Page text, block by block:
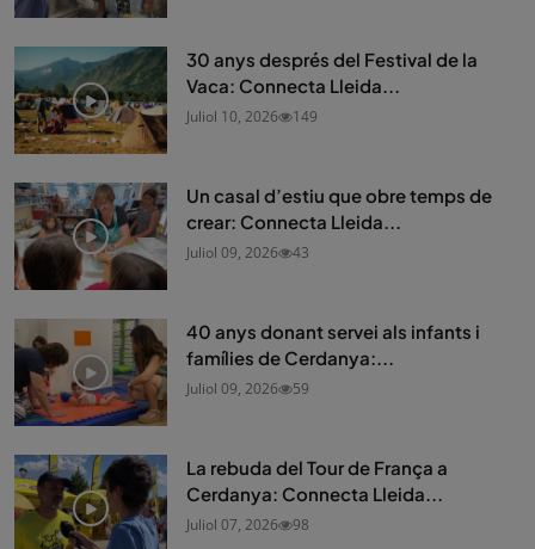
30 anys després del Festival de la
Vaca: Connecta Lleida...
Juliol 10, 2026 149
Un casal d’estiu que obre temps de
crear: Connecta Lleida...
Juliol 09, 2026 43
40 anys donant servei als infants i
famílies de Cerdanya:...
Juliol 09, 2026 59
La rebuda del Tour de França a
Cerdanya: Connecta Lleida...
Juliol 07, 2026 98